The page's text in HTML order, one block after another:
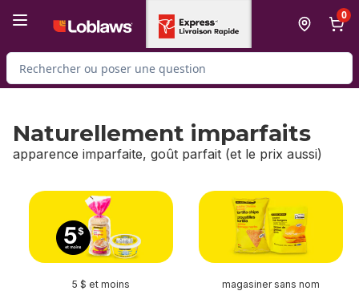
0
Rechercher des produits
Naturellement imparfaits
apparence imparfaite, goût parfait (et le prix aussi)
sauter Naturellement imparfaits
5 $ et moins magasiner sans nom